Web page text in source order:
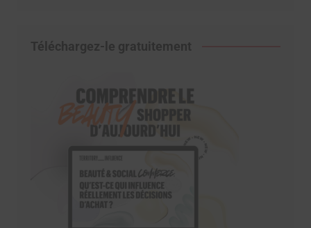
Téléchargez-le gratuitement